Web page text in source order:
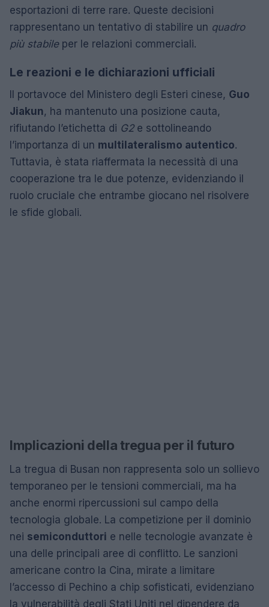
esportazioni di terre rare. Queste decisioni
rappresentano un tentativo di stabilire un quadro
più stabileper le relazioni commerciali.
Le reazioni e le dichiarazioni ufficiali
Il portavoce del Ministero degli Esteri cinese, Guo
Jiakun, ha mantenuto una posizione cauta,
rifiutando l’etichetta di G2e sottolineando
l’importanza di un multilateralismo autentico.
Tuttavia, è stata riaffermata la necessità di una
cooperazione tra le due potenze, evidenziando il
ruolo cruciale che entrambe giocano nel risolvere
le sfide globali.
Implicazioni della tregua per il futuro
La tregua di Busan non rappresenta solo un sollievo
temporaneo per le tensioni commerciali, ma ha
anche enormi ripercussioni sul campo della
tecnologia globale. La competizione per il dominio
nei semiconduttori e nelle tecnologie avanzate è
una delle principali aree di conflitto. Le sanzioni
americane contro la Cina, mirate a limitare
l’accesso di Pechino a chip sofisticati, evidenziano
la vulnerabilità degli Stati Uniti nel dipendere da